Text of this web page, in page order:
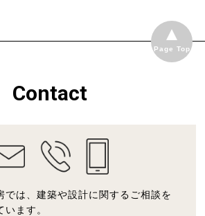
Page Top
Contact
では、建築や設計に関するご相談を
ます。